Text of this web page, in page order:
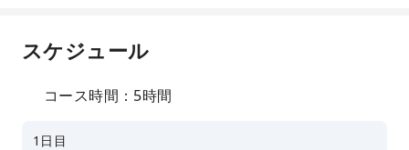
スケジュール
コース時間：5時間
1日目